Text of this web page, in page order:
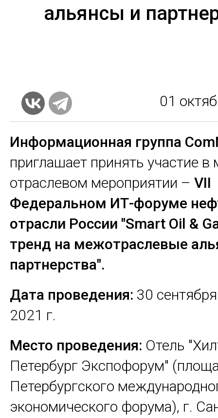
альянсы и
01
Информационная группа
приглашает принять участие
отраслевом мероприятии – VII
Федеральном ИТ-форуме
отрасли России "Smart Oil &
тренд на межотраслевые
партнерства".
Дата проведения: 30
2021 г.
Место проведения: Отель
Петербург Экспофорум"
Петербургского
экономического форума), г.